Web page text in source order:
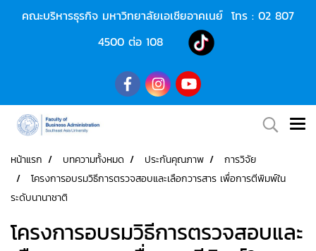
คณะบริหารธุรกิจ มหาวิทยาลัยเอเชียอาคเนย์ โทร : 02 807
4500ต่อ 108
หน้าแรก บทความทั้งหมด ประกันคุณภาพ
การวิจัย
โครงการอบรมวิธีการตรวจสอบและเลือกวารสาร เพื่อการตีพิมพ์ใน
ระดับนานาชาติ
โครงการอบรมวิธีการตรวจสอบและ